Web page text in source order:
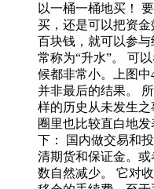
以一桶一桶地买！
买，还是可以把资
百块钱，就可以参
常称为“升水”。 可
候都非常小。上图中
并非最后的结果。
样的历史从未发生
圈里也比较直白地
下： 国内做交易和
清期货和保证金。
数自然减少。 它对